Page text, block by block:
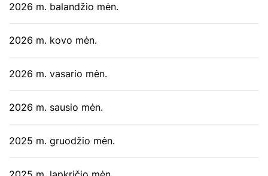
2026 m. balandžio mėn.
2026 m. kovo mėn.
2026 m. vasario mėn.
2026 m. sausio mėn.
2025 m. gruodžio mėn.